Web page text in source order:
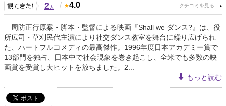
2人 / 4.0
周防正行原案・脚本・監督による映画『Shall we ダンス?』は、役
所広司・草刈民代主演により社交ダンス教室を舞台に繰り広げられ
た、ハートフルコメディの最高傑作。1996年度日本アカデミー賞で
13部門を独占、日本中で社会現象を巻き起こし、全米でも多数の映
画賞を受賞し大ヒットを放ちました。2...
もっと読む